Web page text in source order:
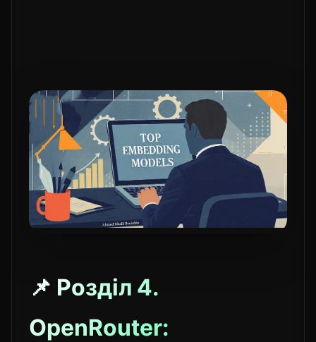
📌 Розділ 4.
OpenRouter: